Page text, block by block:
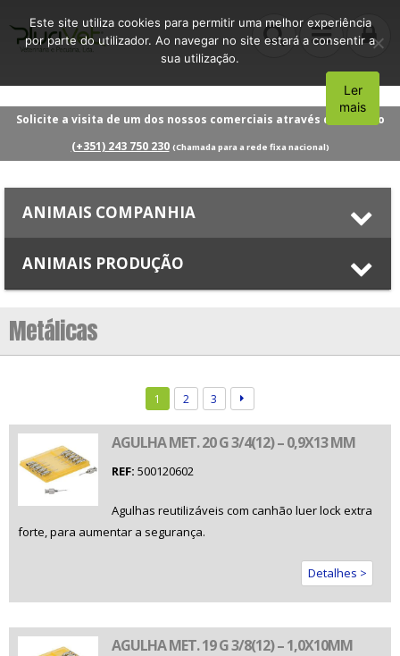
Solicite a visita de um dos nossos comerciais através do número
(+351) 243 750 230 (Chamada para a rede fixa nacional)
ANIMAIS COMPANHIA
ANIMAIS PRODUÇÃO
Metálicas
1 2 3
AGULHA MET. 20 G 3/4(12) – 0,9X13 MM
REF: 500120602
Agulhas reutilizáveis com canhão luer lock extra
forte, para aumentar a segurança.
Detalhes >
AGULHA MET. 19 G 3/8(12) – 1,0X10MM
Este site utiliza cookies para permitir uma melhor experiência
por parte do utilizador. Ao navegar no site estará a consentir a
sua utilização.
Aceito
Ler
mais